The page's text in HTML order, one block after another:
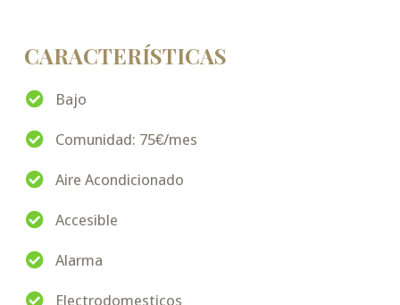
CARACTERÍSTICAS
Bajo
Comunidad: 75€/mes
Aire Acondicionado
Accesible
Alarma
Electrodomesticos